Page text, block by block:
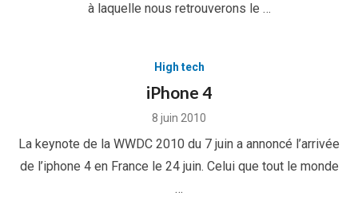
à laquelle nous retrouverons le …
High tech
iPhone 4
Posted
8 juin 2010
La keynote de la WWDC 2010 du 7 juin a annoncé l’arrivée
de l’iphone 4 en France le 24 juin. Celui que tout le monde
…